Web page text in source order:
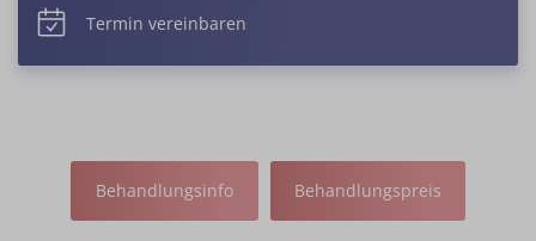
Termin vereinbaren
Behandlungsinfo Behandlungspreis